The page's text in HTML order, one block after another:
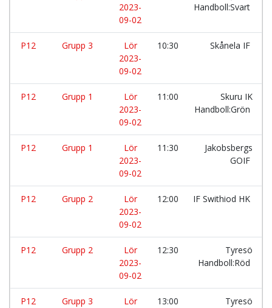
2023-
09-02
Handboll:Svart
P12 Grupp 3
Lör
2023-
09-02
10:30 Skånela IF
P12 Grupp 1
Lör
2023-
09-02
11:00
Skuru IK
Handboll:Grön
P12 Grupp 1
Lör
2023-
09-02
11:30
Jakobsbergs
GOIF
P12 Grupp 2
Lör
2023-
09-02
12:00 IF Swithiod HK
P12 Grupp 2
Lör
2023-
09-02
12:30
Tyresö
Handboll:Röd
P12 Grupp 3
Lör
13:00
Tyresö